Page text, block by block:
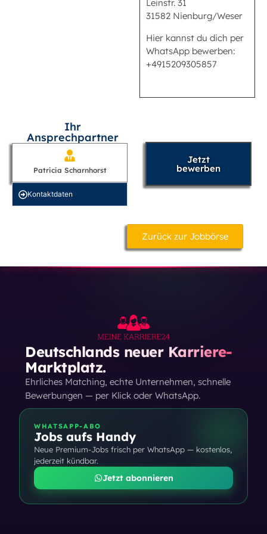
Leinstr. 31
31582 Nienburg/Weser
Hier kannst du dich per
WhatsApp bewerben:
+4915209305857
Ihr
Ansprechpartner
Patricia Scharnhorst
Kontakt­daten
Jetzt
bewerben
Zurück zur Jobbörse
Deutschlands neuer Karriere-
Marktplatz.
Ehrliches Matching, echte Unternehmen, schnelle
Bewerbungen — per Klick oder WhatsApp.
WHATSAPP-ABO
Jobs aufs Handy
Neue Premium-Jobs frisch per WhatsApp — kostenlos,
jederzeit kündbar.
Jetzt abonnieren